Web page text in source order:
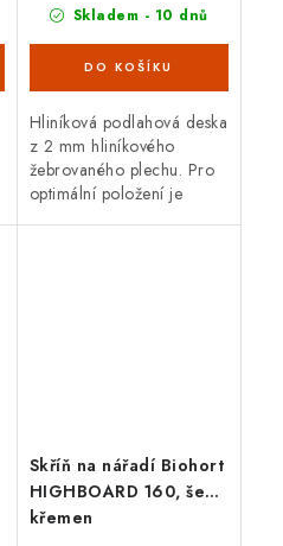
Skladem - 10 dnů
Hliníková podlahová deska
z 2 mm hliníkového
žebrovaného plechu. Pro
optimální položení je
Skříň na nářadí Biohort
HIGHBOARD 160, šedý
křemen